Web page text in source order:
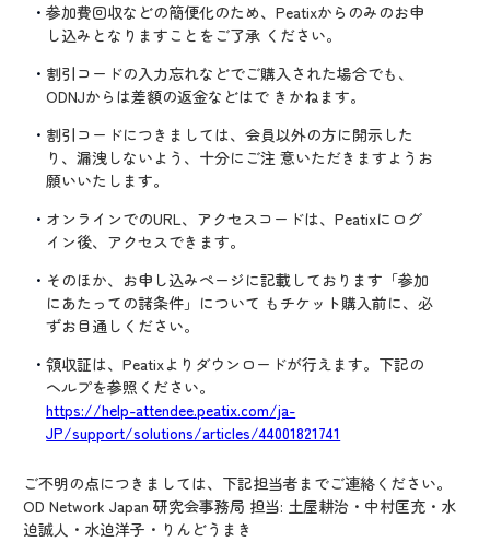
参加費回収などの簡便化のため、Peatixからのみのお申
し込みとなりますことをご了承 ください。
割引コードの入力忘れなどでご購入された場合でも、
ODNJからは差額の返金などはで きかねます。
割引コードにつきましては、会員以外の方に開示した
り、漏洩しないよう、十分にご注 意いただきますようお
願いいたします。
オンラインでのURL、アクセスコードは、Peatixにログ
イン後、アクセスできます。
そのほか、お申し込みページに記載しております「参加
にあたっての諸条件」について もチケット購入前に、必
ずお目通しください。
領収証は、Peatixよりダウンロードが行えます。下記の
ヘルプを参照ください。
https://help-attendee.peatix.com/ja-
JP/support/solutions/articles/44001821741
ご不明の点につきましては、下記担当者までご連絡ください。
OD Network Japan 研究会事務局 担当: 土屋耕治・中村匡充・水
迫誠人・水迫洋子・りんどうまき